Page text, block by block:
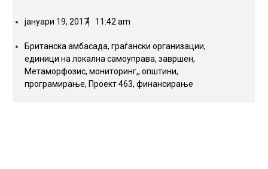
јануари 19, 2017 11:42 am
Британска амбасада,граѓански организации,
единици на локална самоуправа,завршен,
Метаморфозис,мониторинг,,општини,
програмирање, Проект 463,финансирање